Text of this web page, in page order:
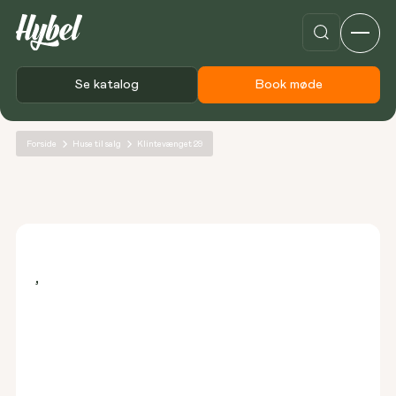
Se katalog Book møde
Forside Huse til salg Klintevænget 29
,